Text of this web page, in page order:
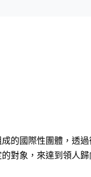
的國際性團體，透過
對象，來達到領人歸